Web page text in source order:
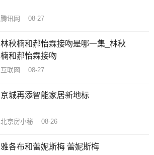
腾讯网 08-27
林秋楠和郝怡霖接吻是哪一集_林秋
楠和郝怡霖接吻
互联网 08-27
京城再添智能家居新地标
北京房小秘 08-26
雅各布和蕾妮斯梅 蕾妮斯梅